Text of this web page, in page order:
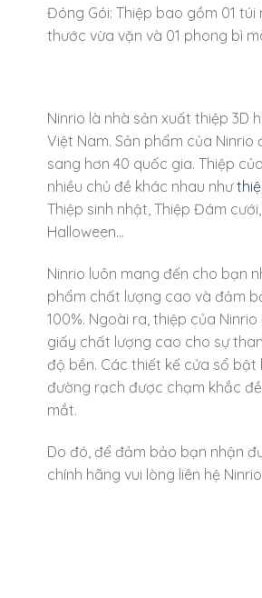
Đóng Gói: Thiệp bao gồm 01 túi
thước vừa vặn và 01 phong bì
Ninrio là nhà sản xuất thiệp 3D
Việt Nam. Sản phẩm của Ninrio
sang hơn 40 quốc gia. Thiệp
nhiều chủ đề khác nhau như
Thiệp sinh nhật, Thiệp Đám
Halloween…
Ninrio luôn mang đến cho bạn
phẩm chất lượng cao và đảm
100%. Ngoài ra, thiệp của
giấy chất lượng cao cho sự
độ bền. Các thiết kế cửa sổ bật
đường rạch được chạm khắc
mắt.
Do đó, để đảm bảo bạn nhận
chính hãng vui lòng liên hệ